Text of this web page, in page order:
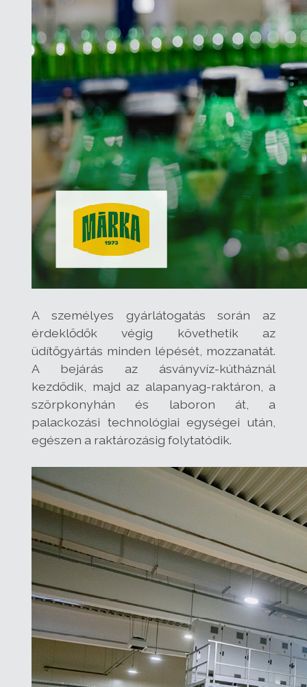
A személyes gyárlátogatás során az
érdeklődők végig követhetik az
üdítőgyártás minden lépését, mozzanatát.
A bejárás az ásványvíz-kútháznál
kezdődik, majd az alapanyag-raktáron, a
szörpkonyhán és laboron át, a
palackozási technológiai egységei után,
egészen a raktározásig folytatódik.